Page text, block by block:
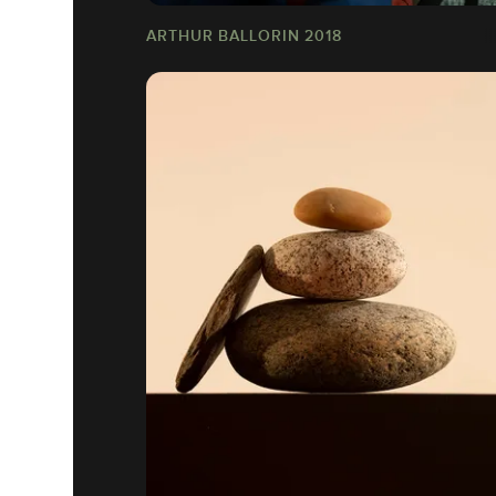
ARTHUR BALLORIN 2018